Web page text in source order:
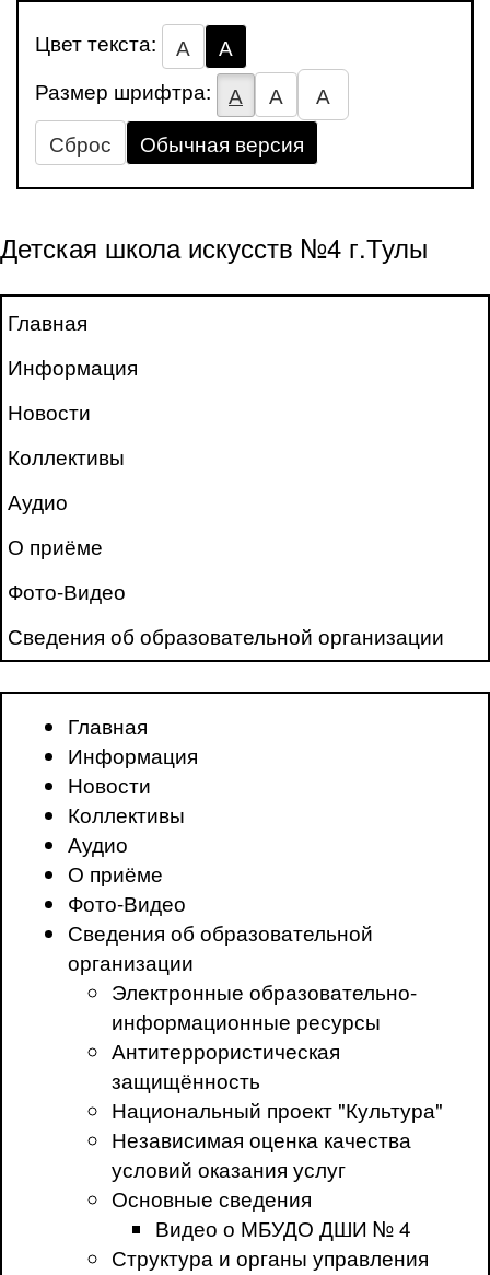
Цвет текста: А
А
Размер шрифтра:
А А
А
Сброс
Обычная версия
Детская школа искусств №4 г.Тулы
Главная
Информация
Новости
Коллективы
Аудио
О приёме
Фото-Видео
Сведения об образовательной организации
Главная
Информация
Новости
Коллективы
Аудио
О приёме
Фото-Видео
Сведения об образовательной
организации
Электронные образовательно-
информационные ресурсы
Антитеррористическая
защищённость
Национальный проект "Культура"
Независимая оценка качества
условий оказания услуг
Основные сведения
Видео о МБУДО ДШИ № 4
Структура и органы управления